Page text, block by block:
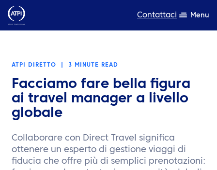
Contattaci Menu
Risorse
Chi siamo
Sostenibilità
TravelHub Login
ATPI DIRETTO 3 MINUTE READ
Facciamo fare bella figura
ai travel manager a livello
globale
Collaborare con Direct Travel significa
ottenere un esperto di gestione viaggi di
fiducia che offre più di semplici prenotazioni: